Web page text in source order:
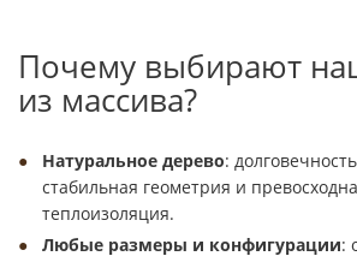
Почему выбирают
из массива?
Натуральное дерево:
стабильная геометрия и
теплоизоляция.
Любые размеры и конфигурации: